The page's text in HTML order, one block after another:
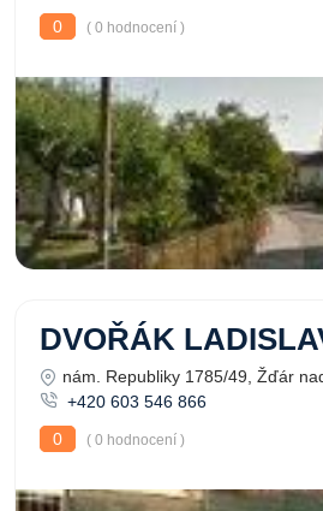
0
( 0 hodnocení )
DVOŘÁK
nám. Republiky 1785/49, Žďár
+420 603 546 866
0
( 0 hodnocení )